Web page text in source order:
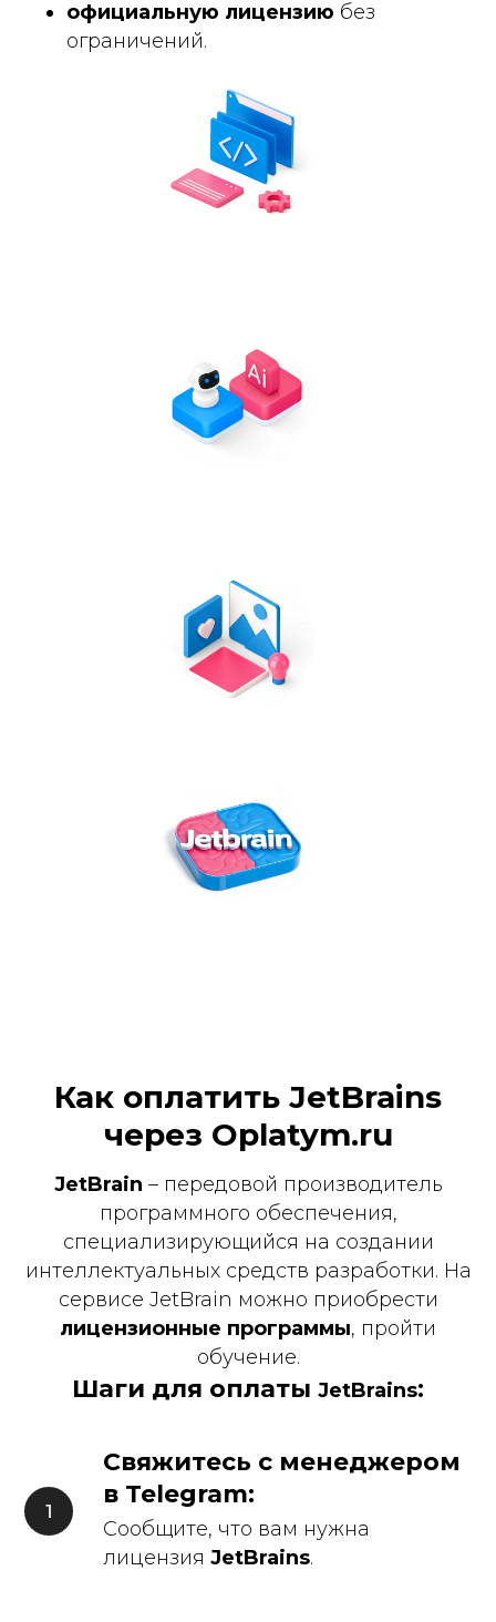
официальную лицензию без
ограничений.
Как оплатить JetBrains
через Oplatym.ru
JetBrain – передовой производитель
программного обеспечения,
специализирующийся на создании
интеллектуальных средств разработки. На
сервисе JetBrain можно приобрести
лицензионные программы, пройти
обучение.
Шаги для оплаты JetBrains:
Свяжитесь с менеджером
в Telegram:
Сообщите, что вам нужна
лицензия JetBrains.